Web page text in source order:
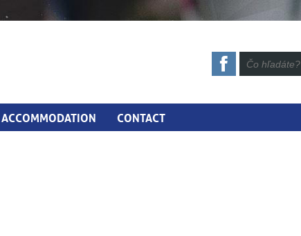
ACCOMMODATION CONTACT